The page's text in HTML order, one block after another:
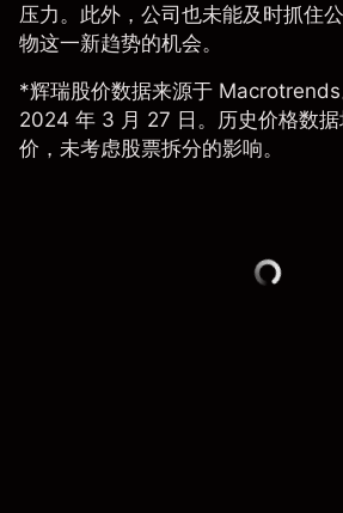
压力。此外，公司也未能及时抓住
物这一新趋势的机会。
*辉瑞股价数据来源于
2024 年 3 月 27 日。历史价格数
价，未考虑股票拆分的影响。